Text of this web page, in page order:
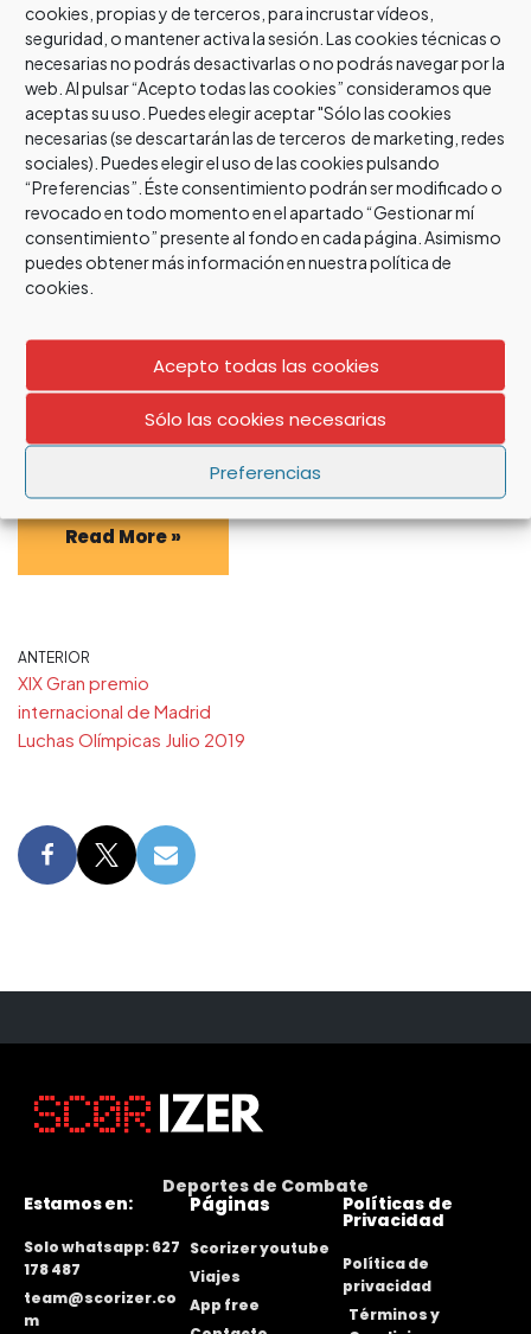
cookies, propias y de terceros, para incrustar vídeos,
seguridad, o mantener activa la sesión. Las cookies técnicas o
necesarias no podrás desactivarlas o no podrás navegar por la
web. Al pulsar “Acepto todas las cookies” consideramos que
aceptas su uso. Puedes elegir aceptar "Sólo las cookies
necesarias (se descartarán las de terceros de marketing, redes
sociales). Puedes elegir el uso de las cookies pulsando
“Preferencias”. Éste consentimiento podrán ser modificado o
revocado en todo momento en el apartado “Gestionar mí
consentimiento” presente al fondo en cada página. Asimismo
puedes obtener más información en nuestra política de
cookies.
Acepto todas las cookies
Sólo las cookies necesarias
Preferencias
El fin de semana del 4, 5 y 6 de marzo se celebrará en
Sagunto (Valencia), los Campeonatos de España U20 de
Luchas Olímpicas, Senior,…
Read More »
IBERDROLA CONFÍA EN LA LUCHA FEMENINA
Noticias,luchas olímpicas
La Lucha femenina entra en el programa Iberdrola con La
Liga Femenina Iberdrola y la Copa de la Reina Iberdrola de
Lucha Femenina. Iberdrola apuesta…
Read More »
ANTERIOR
XIX Gran premio
internacional de Madrid
Luchas Olímpicas Julio 2019
Deportes de Combate
Estamos en:
Solo whatsapp: 627
178 487
team@scorizer.co
m
Páginas
Scorizer youtube
Viajes
App free
Políticas de
Privacidad
Política de
privacidad
Términos y